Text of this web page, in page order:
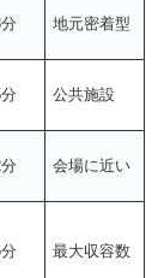
地元密着型
公共施設
会場に近い
最大収容数